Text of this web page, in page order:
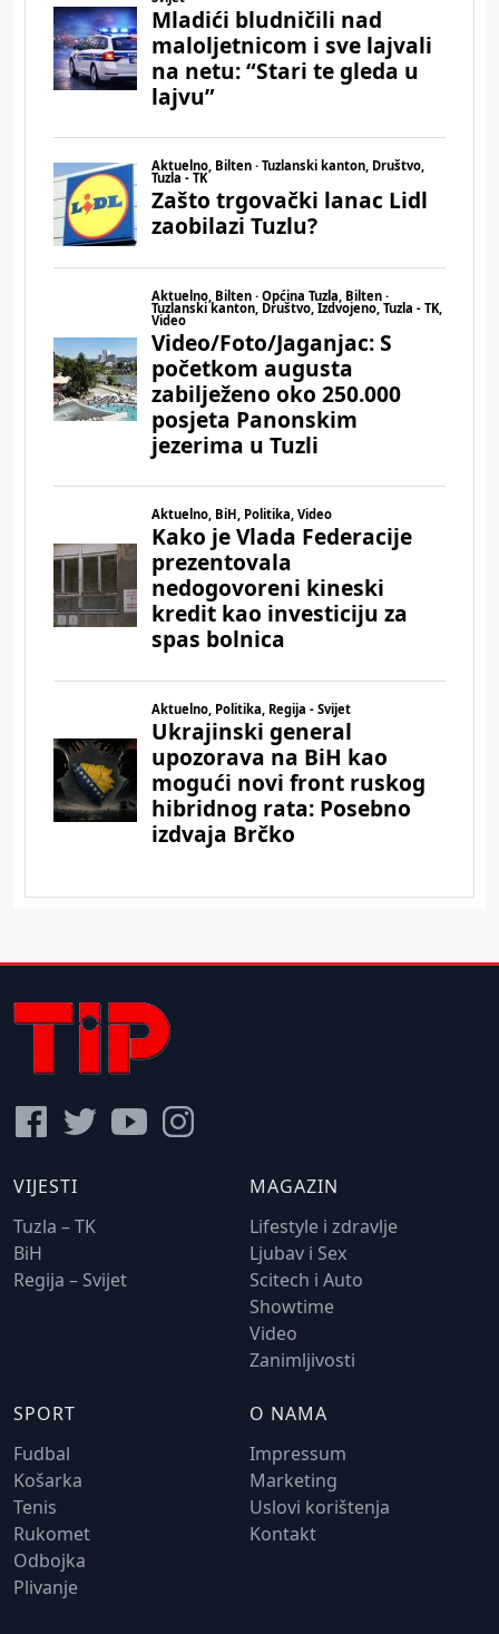
VIJESTI
Tuzla – TK
BiH
Regija – Svijet
MAGAZIN
Lifestyle i zdravlje
Ljubav i Sex
Scitech i Auto
Showtime
Video
Zanimljivosti
SPORT
Fudbal
Košarka
Tenis
Rukomet
Odbojka
Plivanje
O NAMA
Impressum
Marketing
Uslovi korištenja
Kontakt